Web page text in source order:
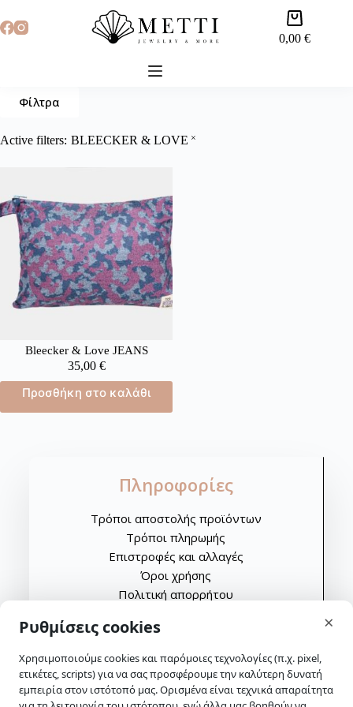
0,00€
Φίλτρα
Active filters: BLEECKER & LOVE ×
Bleecker & Love JEANS
35,00 €
Προσθήκη στο καλάθι
Πληροφορίες
Τρόποι αποστολής προϊόντων
Τρόποι πληρωμής
Επιστροφές και αλλαγές
Όροι χρήσης
Πολιτική απορρήτου
Δευτέρα: Κλειστά
Τρίτη: 10:00-14:00 & 17:30-20:30
Ρυθμίσεις cookies ×
Χρησιμοποιούμε cookies και παρόμοιες τεχνολογίες (π.χ. pixel,
ετικέτες, scripts) για να σας προσφέρουμε την καλύτερη δυνατή
εμπειρία στον ιστότοπό μας. Ορισμένα είναι τεχνικά απαραίτητα